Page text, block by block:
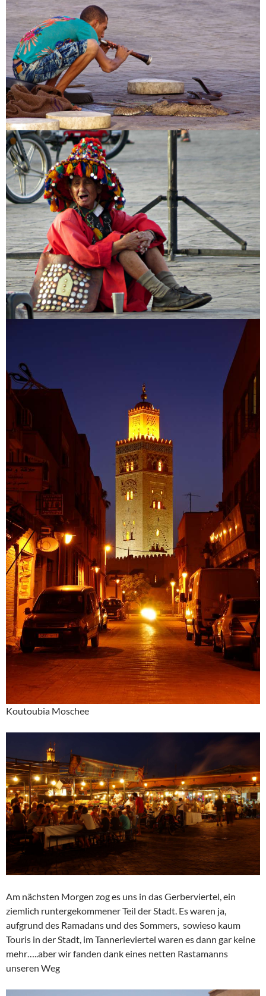
Koutoubia Moschee
Am nächsten Morgen zog es uns in das Gerberviertel, ein
ziemlich runtergekommener Teil der Stadt. Es waren ja,
aufgrund des Ramadans und des Sommers, sowieso kaum
Touris in der Stadt, im Tannerieviertel waren es dann gar keine
mehr…..aber wir fanden dank eines netten Rastamanns
unseren Weg